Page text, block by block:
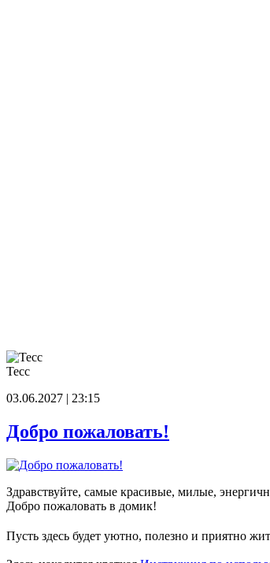
Тесс
03.06.2027 | 23:15
Добро пожаловать!
Здравствуйте, самые красивые, милые,
Добро пожаловать в домик!
Пусть здесь будет уютно, полезно и приятно